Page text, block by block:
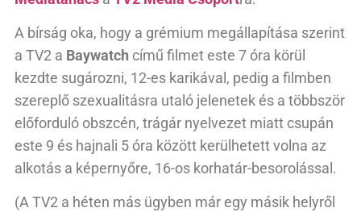
A bírság oka, hogy a grémium megállapítása szerint
a TV2 a Baywatch című filmet este 7 óra körül
kezdte sugározni, 12-es karikával, pedig a filmben
szereplő szexualitásra utaló jelenetek és a többször
előforduló obszcén, trágár nyelvezet miatt csupán
este 9 és hajnali 5 óra között kerülhetett volna az
alkotás a képernyőre, 16-os korhatár-besorolással.
(A TV2 a héten más ügyben már egy másik helyről